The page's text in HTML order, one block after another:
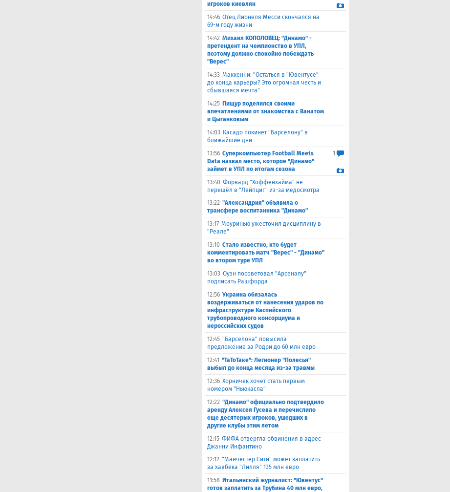
игроков киевлян
14:46 Отец Лионеля Месси скончался на
69-м году жизни
14:42 Михаил КОПОЛОВЕЦ: "Динамо" -
претендент на чемпионство в УПЛ,
поэтому должно спокойно побеждать
"Верес"
14:33 Маккенни: "Остаться в "Ювентусе"
до конца карьеры? Это огромная честь и
сбывшаяся мечта"
14:25 Пищур поделился своими
впечатлениями от знакомства с Ванатом
и Цыганковым
14:03 Касадо покинет "Барселону" в
ближайшие дни
13:56 Суперкомпьютер Football Meets
Data назвал место, которое "Динамо"
займет в УПЛ по итогам сезона
1
13:40 Форвард "Хоффенхайма" не
перешёл в "Лейпциг" из-за медосмотра
13:22 "Александрия" объявила о
трансфере воспитанника "Динамо"
13:17 Моуринью ужесточил дисциплину в
"Реале"
13:10 Стало известно, кто будет
комментировать матч "Верес" - "Динамо"
во втором туре УПЛ
13:03 Оуэн посоветовал "Арсеналу"
подписать Рашфорда
12:56 Украина обязалась
воздерживаться от нанесения ударов по
инфраструктуре Каспийского
трубопроводного консорциума и
нероссийских судов
12:45 "Барселона" повысила
предложение за Родри до 60 млн евро
12:41 "ТаТоТаке": Легионер "Полесья"
выбыл до конца месяца из-за травмы
12:36 Хорничек хочет стать первым
номером "Ньюкасла"
12:22 "Динамо" официально подтвердило
аренду Алексея Гусева и перечислило
еще десятерых игроков, ушедших в
другие клубы этим летом
12:15 ФИФА отвергла обвинения в адрес
Джанни Инфантино
12:12 "Манчестер Сити" может заплатить
за хавбека "Лилля" 135 млн евро
11:58 Итальянский журналист: "Ювентус"
готов заплатить за Трубина 40 млн евро,